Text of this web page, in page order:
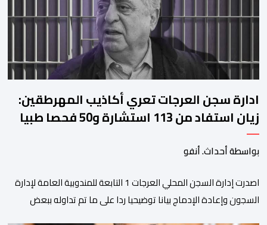
ادارة سجن العرجات تعري أكاذيب المهرطقين:
زيان استفاد من 113 استشارة و50 فحصا طبيا
بواسطة أحداث. أنفو
اصدرت إدارة السجن المحلي العرجات 1 التابعة للمندوبية العامة لإدارة
السجون وإعادة الإدماج بيانا توضيحيا ردا على ما تم تداوله ببعض